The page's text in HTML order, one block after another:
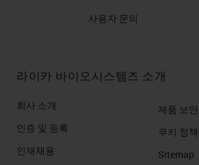
사용자 문의
라이카 바이오시스템즈 소개
회사 소개
인증 및 등록
인재채용
제품 보안
쿠키 정책
Sitemap